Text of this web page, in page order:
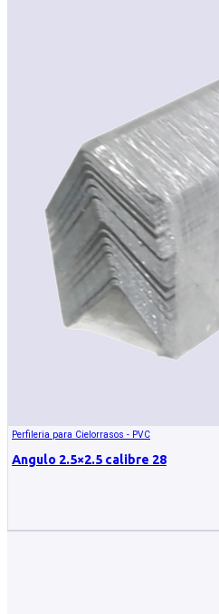
Perfileria para Cielorrasos - PVC
Angulo 2.5×2.5 calibre 28